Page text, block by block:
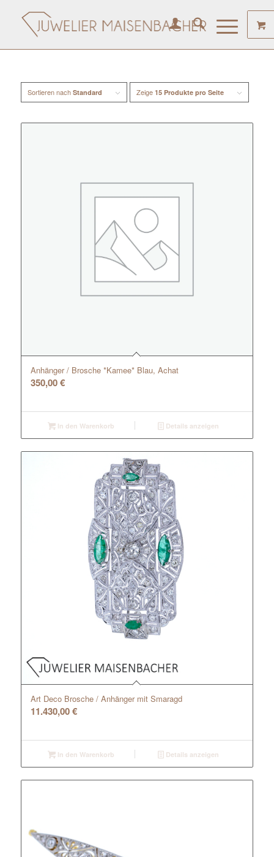
Sortieren nach Standard Zeige 15 Produkte pro Seite
Anhänger / Brosche *Kamee* Blau, Achat
350,00€
In den Warenkorb Details anzeigen
Art Deco Brosche / Anhänger mit Smaragd
11.430,00€
In den Warenkorb Details anzeigen